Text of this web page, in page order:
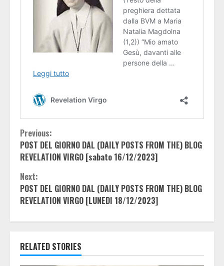
Continue
Reading
Previous:
POST DEL GIORNO DAL (DAILY POSTS FROM THE) BLOG
REVELATION VIRGO [sabato 16/12/2023]
Next:
POST DEL GIORNO DAL (DAILY POSTS FROM THE) BLOG
REVELATION VIRGO [LUNEDI 18/12/2023]
RELATED STORIES